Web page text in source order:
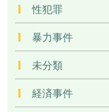
性犯罪
暴力事件
未分類
経済事件